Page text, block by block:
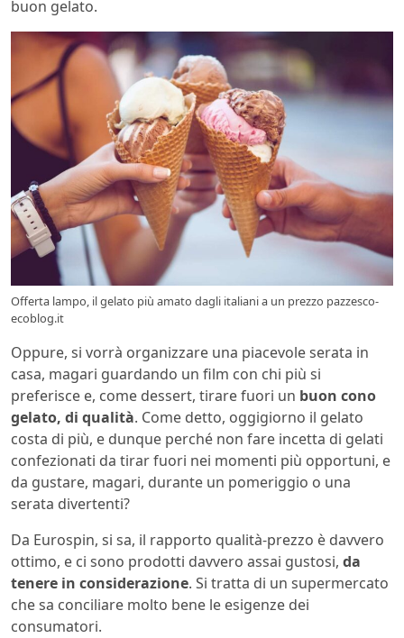
buon gelato.
Offerta lampo, il gelato più amato dagli italiani a un prezzo pazzesco-
ecoblog.it
Oppure, si vorrà organizzare una piacevole serata in
casa, magari guardando un film con chi più si
preferisce e, come dessert, tirare fuori un buon cono
gelato, di qualità. Come detto, oggigiorno il gelato
costa di più, e dunque perché non fare incetta di gelati
confezionati da tirar fuori nei momenti più opportuni, e
da gustare, magari, durante un pomeriggio o una
serata divertenti?
Da Eurospin, si sa, il rapporto qualità-prezzo è davvero
ottimo, e ci sono prodotti davvero assai gustosi, da
tenere in considerazione. Si tratta di un supermercato
che sa conciliare molto bene le esigenze dei
consumatori.